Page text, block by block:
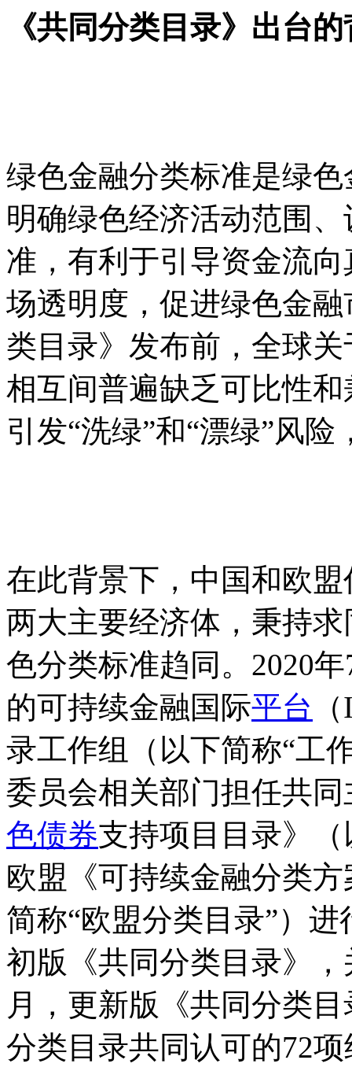
《共同分类目录》出台
绿色金融分类标准是绿
明确绿色经济活动范围
准，有利于引导资金流
场透明度，促进绿色金
类目录》发布前，全球
相互间普遍缺乏可比性
引发“洗绿”和“漂绿”风
在此背景下，中国和欧
两大主要经济体，秉持
色分类标准趋同。2020
的可持续金融国际平台
录工作组（以下简称“工
委员会相关部门担任共
色债券支持项目目录》
欧盟《可持续金融分类
简称“欧盟分类目录”）
初版《共同分类目录》，
月，更新版《共同分类
分类目录共同认可的72